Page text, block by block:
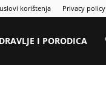
korištenja Privacy policy
I PORODICA